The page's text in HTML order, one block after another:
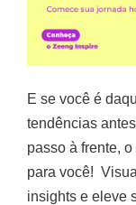
E se você é
tendências
passo à frente, o
para você!
insights e eleve